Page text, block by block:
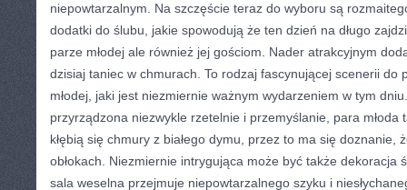
niepowtarzalnym. Na szczęście teraz do wyboru są
dodatki do ślubu, jakie spowodują że ten dzień na długo
parze młodej ale również jej gościom. Nader atrakcyjnym
dzisiaj taniec w chmurach. To rodzaj fascynującej scenerii do
młodej, jaki jest niezmiernie ważnym wydarzeniem w tym
przyrządzona niezwykle rzetelnie i przemyślanie, para młoda
kłębią się chmury z białego dymu, przez to ma się doznanie,
obłokach. Niezmiernie intrygująca może być także dekoracja
sala weselna przejmuje niepowtarzalnego szyku i